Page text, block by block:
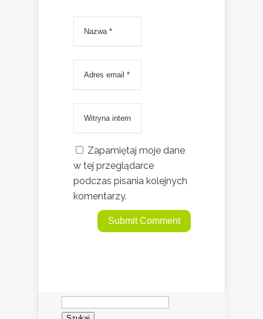
Zapamiętaj moje dane
w tej przeglądarce
podczas pisania kolejnych
komentarzy.
Szukaj: